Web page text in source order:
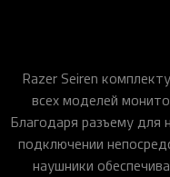
Razer Seiren
всех моделей
Благодаря разъему для
подключении
наушники